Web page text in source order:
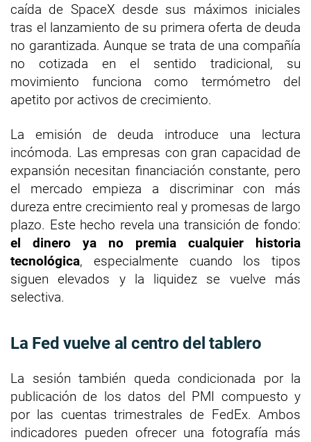
caída de SpaceX desde sus máximos iniciales
tras el lanzamiento de su primera oferta de deuda
no garantizada. Aunque se trata de una compañía
no cotizada en el sentido tradicional, su
movimiento funciona como termómetro del
apetito por activos de crecimiento.
La emisión de deuda introduce una lectura
incómoda. Las empresas con gran capacidad de
expansión necesitan financiación constante, pero
el mercado empieza a discriminar con más
dureza entre crecimiento real y promesas de largo
plazo. Este hecho revela una transición de fondo:
el dinero ya no premia cualquier historia
tecnológica, especialmente cuando los tipos
siguen elevados y la liquidez se vuelve más
selectiva.
La Fed vuelve al centro del tablero
La sesión también queda condicionada por la
publicación de los datos del PMI compuesto y
por las cuentas trimestrales de FedEx. Ambos
indicadores pueden ofrecer una fotografía más